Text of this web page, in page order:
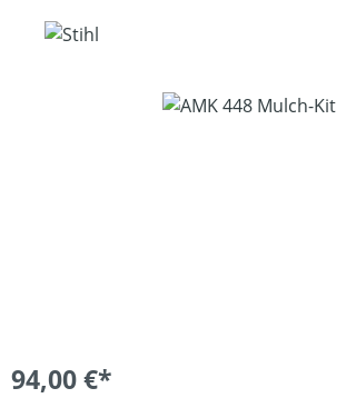
Bildergalerie überspringen
94,00 €*